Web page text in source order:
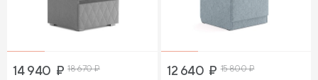
14 940 ₽ 18 670₽
12 640 ₽ 15 800₽